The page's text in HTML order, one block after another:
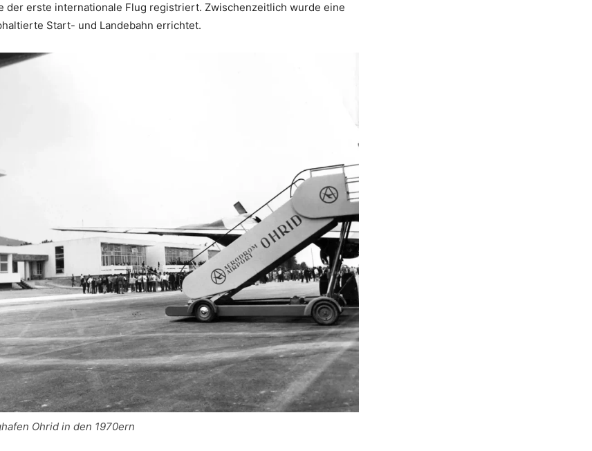
der erste internationale Flug registriert. Zwischenzeitlich wurde eine
Start- und Landebahn errichtet.
Ohrid in den 1970ern